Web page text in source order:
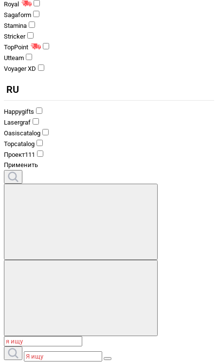
Royal
Sagaform
Stamina
Stricker
TopPoint
Utteam
Voyager XD
RU
Happygifts
Lasergraf
Oasiscatalog
Topcatalog
Проект111
Применить